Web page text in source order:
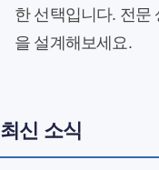
한 선택입니다. 전문
을 설계해보세요.
최신 소식